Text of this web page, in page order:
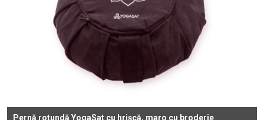
Pernă rotundă YogaSat cu hrișcă, maro cu broderie